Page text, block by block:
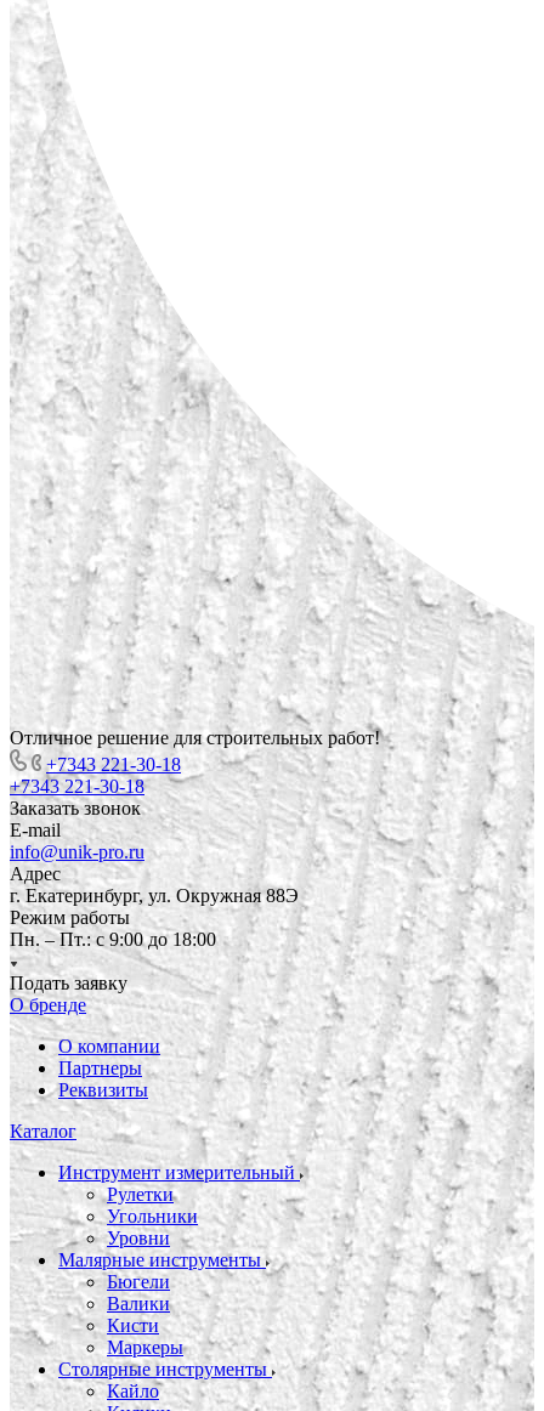
Отличное решение для строительных работ!
+7343 221-30-18
+7343 221-30-18
Заказать звонок
E-mail
info@unik-pro.ru
Адрес
г. Екатеринбург, ул. Окружная 88Э
Режим работы
Пн. – Пт.: с 9:00 до 18:00
Подать заявку
О бренде
О компании
Партнеры
Реквизиты
Каталог
Инструмент измерительный
Рулетки
Угольники
Уровни
Малярные инструменты
Бюгели
Валики
Кисти
Маркеры
Столярные инструменты
Кайло